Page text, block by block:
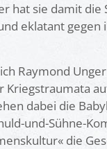
hat sie damit die
eklatant gegen
Raymond
dabei die
und-Sühne-
die